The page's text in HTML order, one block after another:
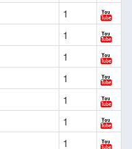
1
1
1
1
1
1
1